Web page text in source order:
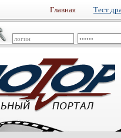
Главная Тест